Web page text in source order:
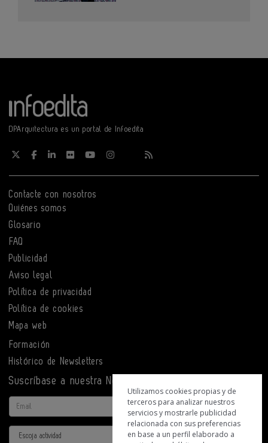
DPArquitectura es un portal de Infoedita
Contacte con nosotros
Quiénes somos
Glosario
FAQ
Publicidad
Aviso legal
Política de privacidad
Política de cookies
Mapa web
Formación
Histórico de Newsletters
Suscríbase a nuestra Newsletter
Email
Actividad
Utilizamos cookies propias y de
terceros para analizar nuestros
servicios y mostrarle publicidad
relacionada con sus preferencias
en base a un perfil elaborado a